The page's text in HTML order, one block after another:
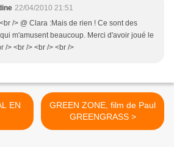
22/04/2010 21:51
/> @ Clara :Mais de rien ! Ce sont des
m'amusent beaucoup. Merci d'avoir joué le
/> <br /> <br /> <br />
GREEN ZONE, film de Paul
GREENGRASS >